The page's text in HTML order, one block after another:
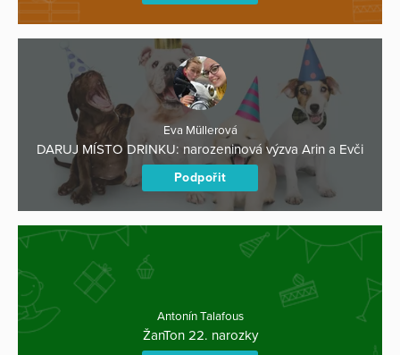
Eva Müllerová
DARUJ MÍSTO DRINKU: narozeninová výzva Arin a Evči
Podpořit
Antonín Talafous
ŽanTon 22. narozky